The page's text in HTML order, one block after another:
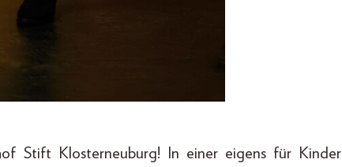
Stift Klosterneuburg! In einer eigens für Kinder